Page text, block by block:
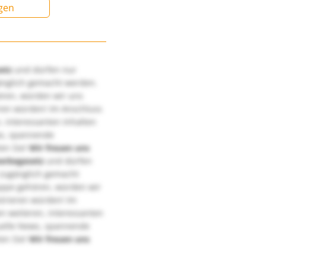
und dürfen nur
gemacht werden.
würden wir uns
würden! Im Anschluss
interessanten Inhalten
spannende
Sie!Wir freuen uns
und dürfen
gemacht
gehören, würden wir
würden! Im
weiteren, interessanten
News, spannende
Sie! Wir freuen uns